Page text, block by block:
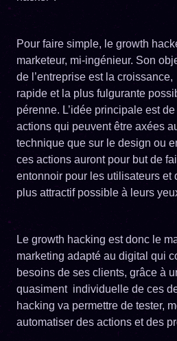
Pour faire simple, le growth
marketeur, mi-ingénieur. Son
de l’entreprise est la
rapide et la plus fulgurante
pérenne. L’idée principale est
actions qui peuvent être axées
technique que sur le design ou
ces actions auront pour but de
entonnoir pour les utilisateurs et
plus attractif possible à leurs
Le growth hacking est donc le
marketing adapté au digital qui
besoins de ses clients, grâce à
quasiment individuelle de ces
hacking va permettre de tester,
automatiser des actions et des